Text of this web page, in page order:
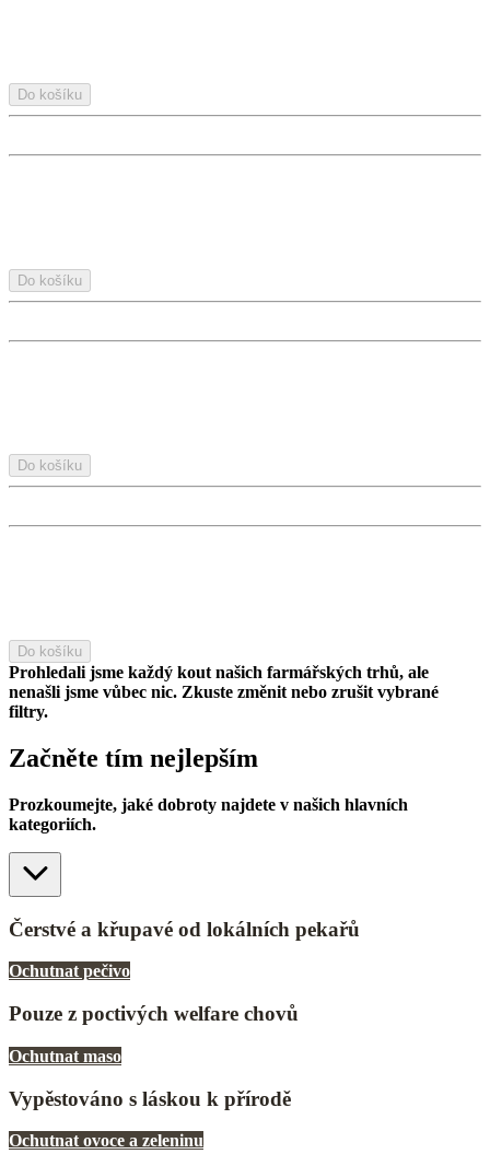
Do košíku
Do košíku
Do košíku
Do košíku
Prohledali jsme každý kout našich farmářských trhů, ale
nenašli jsme vůbec nic. Zkuste změnit nebo zrušit vybrané
filtry.
Začněte tím nejlepším
Prozkoumejte, jaké dobroty najdete v našich hlavních
kategoriích.
Čerstvé a křupavé od lokálních pekařů
Ochutnat pečivo
Pouze z poctivých welfare chovů
Ochutnat maso
Vypěstováno s láskou k přírodě
Ochutnat ovoce a zeleninu